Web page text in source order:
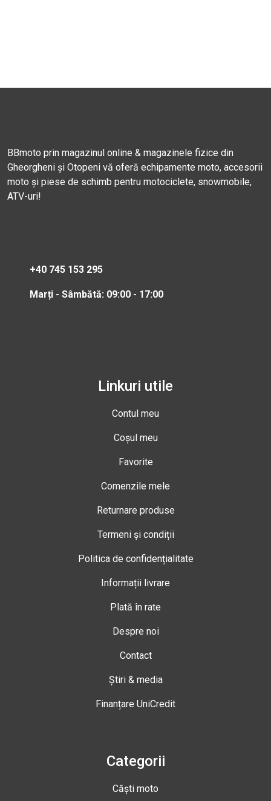
BBmoto prin magazinul online & magazinele fizice din
Gheorgheni și Otopeni vă oferă echipamente moto, accesorii
moto și piese de schimb pentru motociclete, snowmobile,
ATV-uri!
+40 745 153 295
Marți - Sâmbătă: 09:00 - 17:00
Linkuri utile
Contul meu
Coșul meu
Favorite
Comenzile mele
Returnare produse
Termeni și condiții
Politica de confidențialitate
Informații livrare
Plată în rate
Despre noi
Contact
Știri & media
Finanțare UniCredit
Categorii
Căști moto